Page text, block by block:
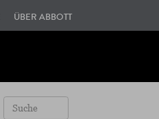
ÜBER ABBOTT